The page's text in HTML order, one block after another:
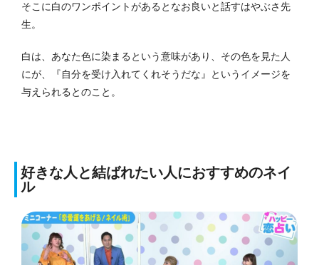
そこに白のワンポイントがあるとなお良いと話すはやぶさ先
生。
白は、あなた色に染まるという意味があり、その色を見た人
にが、『自分を受け入れてくれそうだな』というイメージを
与えられるとのこと。
好きな人と結ばれたい人におすすめのネイ
ル